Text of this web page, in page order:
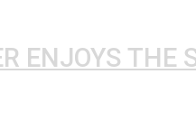
ENJOYS THE